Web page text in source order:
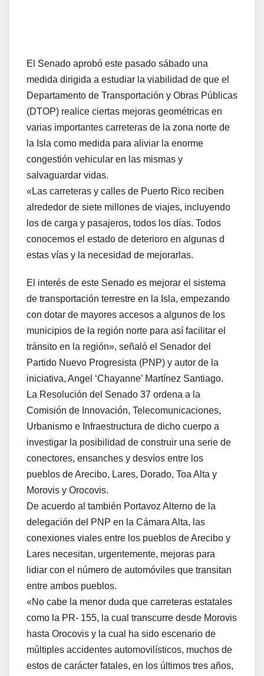
El Senado aprobó este pasado sábado una
medida dirigida a estudiar la viabilidad de que el
Departamento de Transportación y Obras Públicas
(DTOP) realice ciertas mejoras geométricas en
varias importantes carreteras de la zona norte de
la Isla como medida para aliviar la enorme
congestión vehicular en las mismas y
salvaguardar vidas.
«Las carreteras y calles de Puerto Rico reciben
alrededor de siete millones de viajes, incluyendo
los de carga y pasajeros, todos los días. Todos
conocemos el estado de deterioro en algunas d
estas vías y la necesidad de mejorarlas.
El interés de este Senado es mejorar el sistema
de transportación terrestre en la Isla, empezando
con dotar de mayores accesos a algunos de los
municipios de la región norte para así facilitar el
tránsito en la región», señaló el Senador del
Partido Nuevo Progresista (PNP) y autor de la
iniciativa, Angel ‘Chayanne’ Martínez Santiago.
La Resolución del Senado 37 ordena a la
Comisión de Innovación, Telecomunicaciones,
Urbanismo e Infraestructura de dicho cuerpo a
investigar la posibilidad de construir una serie de
conectores, ensanches y desvíos entre los
pueblos de Arecibo, Lares, Dorado, Toa Alta y
Morovis y Orocovis.
De acuerdo al también Portavoz Alterno de la
delegación del PNP en la Cámara Alta, las
conexiones viales entre los pueblos de Arecibo y
Lares necesitan, urgentemente, mejoras para
lidiar con el número de automóviles que transitan
entre ambos pueblos.
«No cabe la menor duda que carreteras estatales
como la PR- 155, la cual transcurre desde Morovis
hasta Orocovis y la cual ha sido escenario de
múltiples accidentes automovilísticos, muchos de
estos de carácter fatales, en los últimos tres años,